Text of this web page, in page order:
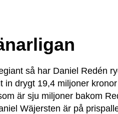
så har Daniel Redén
in drygt 19,4 miljoner
är sju miljoner bakom
Wäjersten är på